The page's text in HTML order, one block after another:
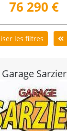
76 290 €
les filtres
Garage Sarzier